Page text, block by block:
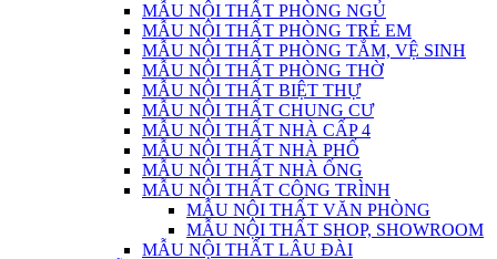
MẪU NỘI THẤT PHÒNG NGỦ
MẪU NỘI THẤT PHÒNG TRẺ EM
MẪU NỘI THẤT PHÒNG TẮM, VỆ SINH
MẪU NỘI THẤT PHÒNG THỜ
MẪU NỘI THẤT BIỆT THỰ
MẪU NỘI THẤT CHUNG CƯ
MẪU NỘI THẤT NHÀ CẤP 4
MẪU NỘI THẤT NHÀ PHỐ
MẪU NỘI THẤT NHÀ ỐNG
MẪU NỘI THẤT CÔNG TRÌNH
MẪU NỘI THẤT VĂN PHÒNG
MẪU NỘI THẤT SHOP, SHOWROOM
MẪU NỘI THẤT LÂU ĐÀI